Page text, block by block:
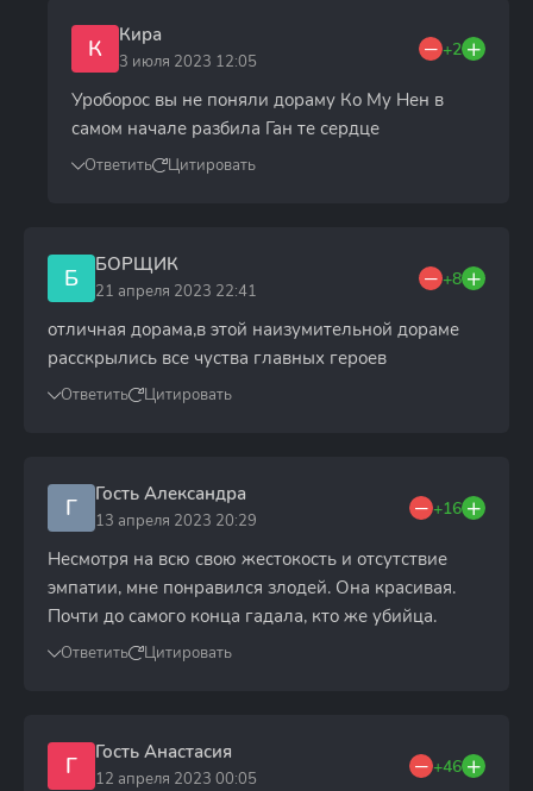
К Кира
3 июля 2023 12:05
+2
Уроборос вы не поняли дораму Ко Му Нен в
самом начале разбила Ган те сердце
Ответить Цитировать
Б БОРЩИК
21 апреля 2023 22:41
+8
отличная дорама,в этой наизумительной дораме
расскрылись все чуства главных героев
Ответить Цитировать
Г Гость Александра
13 апреля 2023 20:29
+16
Несмотря на всю свою жестокость и отсутствие
эмпатии, мне понравился злодей. Она красивая.
Почти до самого конца гадала, кто же убийца.
Ответить Цитировать
Г Гость Анастасия
12 апреля 2023 00:05
+46